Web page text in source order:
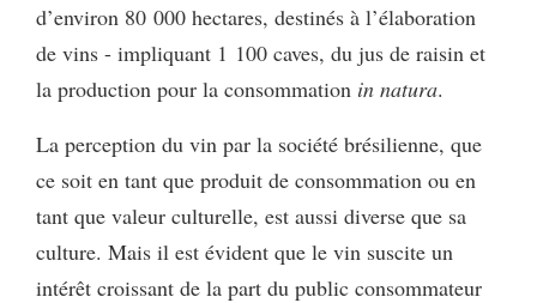
d’environ 80 000 hectares, destinés à l’élaboration
de vins - impliquant 1 100 caves, du jus de raisin et
la production pour la consommation in natura.
La perception du vin par la société brésilienne, que
ce soit en tant que produit de consommation ou en
tant que valeur culturelle, est aussi diverse que sa
culture. Mais il est évident que le vin suscite un
intérêt croissant de la part du public consommateur